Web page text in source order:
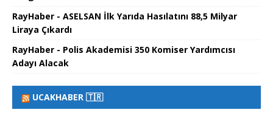
RayHaber - ASELSAN İlk Yarıda Hasılatını 88,5 Milyar
Liraya Çıkardı
RayHaber - Polis Akademisi 350 Komiser Yardımcısı
Adayı Alacak
UCAKHABER 🇹🇷